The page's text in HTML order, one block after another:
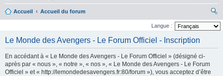
Accueil
Accueil du forum
ec
ch
Langue :
Le Monde des Avengers - Le Forum Officiel - Inscription
En accédant à « Le Monde des Avengers - Le Forum Officiel » (désigné ci-
après par « nous », « notre », « nos », « Le Monde des Avengers - Le Forum
Officiel » et « http://lemondedesavengers.fr:80/forum »), vous acceptez d’être